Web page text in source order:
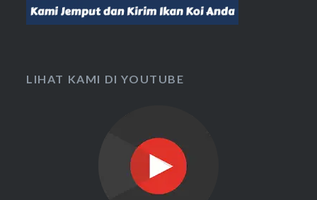
LIHAT KAMI DI YOUTUBE